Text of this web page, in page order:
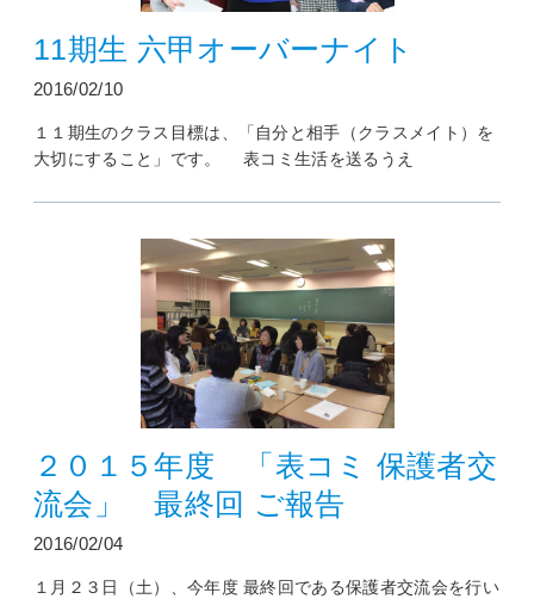
11期生 六甲オーバーナイト
2016/02/10
１１期生のクラス目標は、「自分と相手（クラスメイト）を
大切にすること」です。 表コミ生活を送るうえ
２０１５年度 「表コミ 保護者交
流会」 最終回 ご報告
2016/02/04
１月２３日（土）、今年度 最終回である保護者交流会を行い